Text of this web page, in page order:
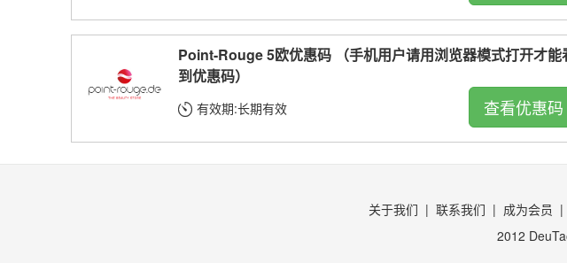
Point-Rouge 5欧优惠码 （手机用户请用浏览器模式打开才能
到优惠码）
有效期:长期有效 查看优惠码
关于我们 | 联系我们 | 成为会员 |
2012